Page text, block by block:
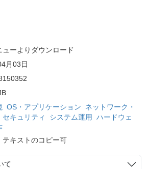
ューよりダウンロード
月03日
OS・アプリケーション
ネットワーク・
セキュリティ
システム運用
ハードウェ
テキストのコピー可
て